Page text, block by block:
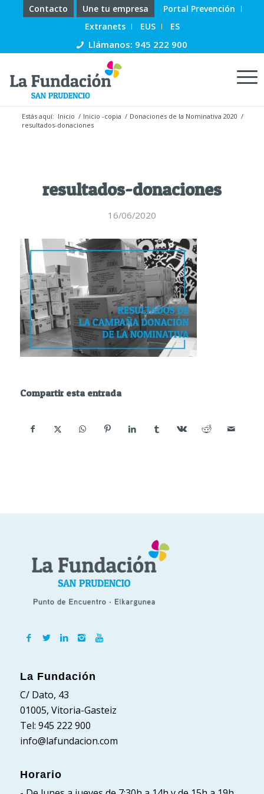
Contacto Une tu empresa
Portal Prevención
Extranets
EUS ES
Llámanos: 945 222 900
Estás aquí: Inicio / Inicio -copia / Donaciones de la Nominativa 2020 /
resultados-donaciones
resultados-donaciones
16/06/2020
Compartir esta entrada
La Fundación
C/ Dato, 43
01005, Vitoria-Gasteiz
Tel: 945 222 900
info@lafundacion.com
Horario